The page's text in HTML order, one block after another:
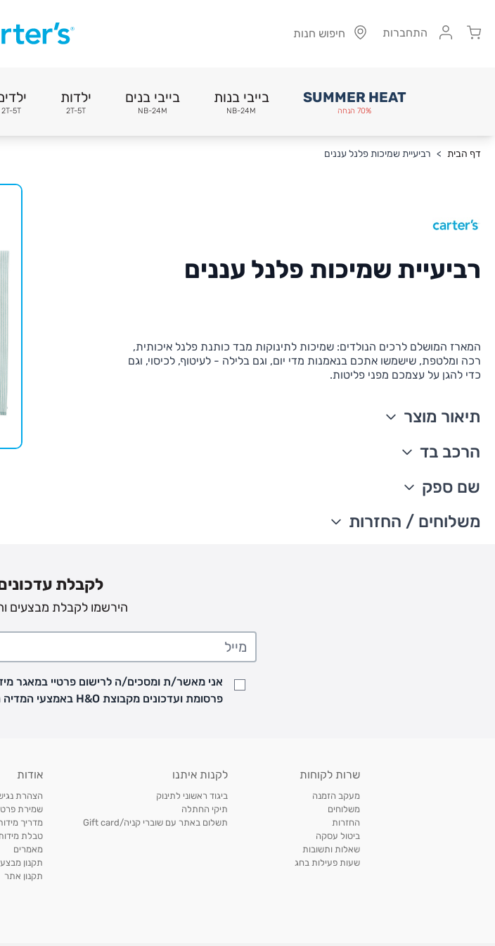
Cart התחברות חיפוש חנות
SUMMER HEAT
70% הנחה
בייבי בנות
NB-24M
בייבי בנים
NB-24M
ילדות
2T-5T
2T-5T
דף הבית > רביעיית שמיכות פלנל עננים
רביעיית שמיכות פלנל עננים
המארז המושלם לרכים הנולדים: שמיכות לתינוקות מבד כותנת פלנל איכותית,
רכה ומלטפת, שישמשו אתכם בנאמנות מדי יום, וגם בלילה - לעיטוף, לכיסוי, וגם
כדי להגן על עצמכם מפני פליטות.
תיאור מוצר
מארז רביעיית שמיכות
מושלם לעיטוף, כיסוי ולהגנה מפני פליטות
גודל השמיכה לתינוק 101.6X76.2 ס״מ
מודפס
הרכב בד
100% כותנה פלנל
ניתן לכבס במכונת כביסה
שם ספק
The William Carter's company
משלוחים / החזרות
ימי עסקים מעת ביצוע ההזמנה
• לפניות ובירורים בנושא משלוחים אנא פנו לשירות הלקוחות בצ'אט באתר
כתובת: אבא אחימאיר 31, תל אביב (מאחורי בנק הפועלים מול הדואר). ניתן לאסוף הזמנות בימים א'-
• יש לוודא שחבילה התקבלה טרם ההגעה. סמס יישלח החבילה מוכנה לאיסוף. טלפון לבירור בסניף:
לקבלת
הירשמו לקבלת מבצעים
אני מאשר/ת ומסכים/ה לרישום פרטיי במאגר
פרסומת ועדכונים מקבוצת H&O באמצעי המדיה השונים לרבות דוא"ל, SMS וכיו"ב
שרות לקוחות
מעקב הזמנה
משלוחים
החזרות
ביטול עסקה
שאלות ותשובות
שעות פעילות בחג
לקנות איתנו
ביגוד ראשוני לתינוק
תיקי החתלה
תשלום באתר עם שוברי קניה/Gift card
אודות
הצהרת
שמירת
מדריך
טבלת
מאמרים
תקנון מבצע
תקנון אתר